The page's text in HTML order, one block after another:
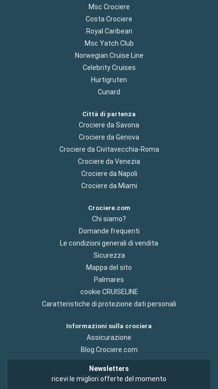
Msc Crociere
Costa Crociere
Royal Caribean
Msc Yatch Club
Norwegian Cruise Line
Celebrity Cruises
Hurtigruten
Cunard
Città di partenza
Crociere da Savona
Crociere da Genova
Crociere da Civitavecchia-Roma
Crociere da Venezia
Crociere da Napoli
Crociere da Miami
Crociere.com
Chi siamo?
Domande frequenti
Le condizioni generali di vendita
Sicurezza
Mappa del sito
Palmares
cookie CRUISELINE
Caratteristiche di protezione dati personali
Informazioni sulla crociera
Assicurazione
Blog Crociere.com
Newsletters
ricevi le migliori offerte del momento